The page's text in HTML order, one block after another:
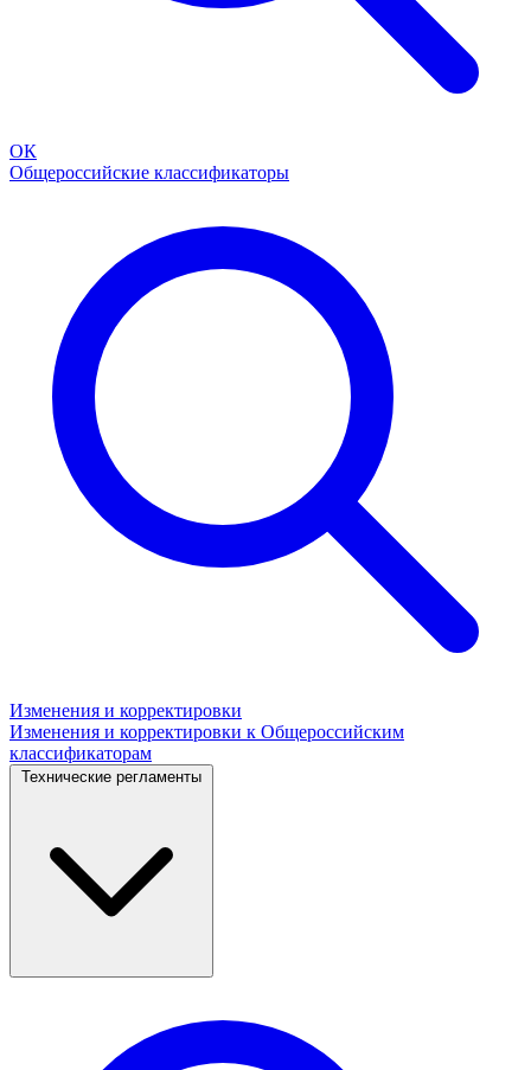
ОК
Общероссийские классификаторы
Изменения и корректировки
Изменения и корректировки к Общероссийским
классификаторам
Технические регламенты